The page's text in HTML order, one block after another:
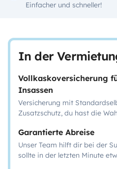
Einfacher und schneller!
In der
Vollkaskoversicherung
Insassen
Versicherung mit
Zusatzschutz, du hast die
Garantierte Abreise
Unser Team hilft dir bei der
sollte in der letzten Minute